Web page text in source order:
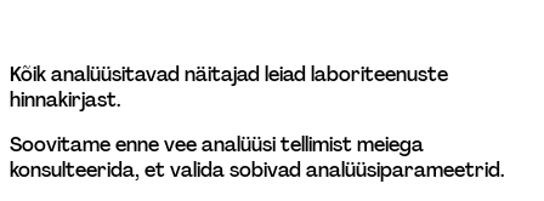
Kõik analüüsitavad näitajad leiad laboriteenuste
hinnakirjast.
Soovitame enne vee analüüsi tellimist meiega
konsulteerida, et valida sobivad analüüsiparameetrid.